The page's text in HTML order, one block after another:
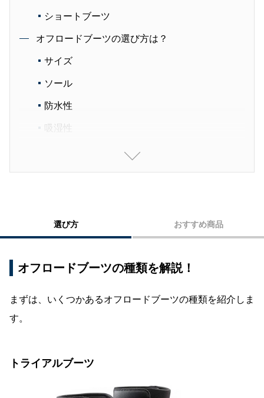
ショートブーツ
オフロードブーツの選び方は？
サイズ
ソール
防水性
吸湿性
バックル調整機能
ダート走行、林道・長距離ツーリング向きのオフ
モトクロスレースメイン、ダート走行向きのオフ
沼地・砂地などの悪路走行向きのオフロードブー
【毎日更新】Amazonおすすめのオフロードブー
ツランキングTOP10
選び方 おすすめ商品
オフロードブーツの種類を解説！
まずは、いくつかあるオフロードブーツの種類を紹介しま
す。
トライアルブーツ